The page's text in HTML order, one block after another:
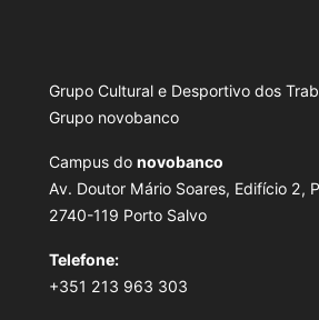
Grupo Cultural e Desportivo dos
Grupo novobanco
Campus do novobanco
Av. Doutor Mário Soares, Edifício 2,
2740-119 Porto Salvo
Telefone:
+351 213 963 303